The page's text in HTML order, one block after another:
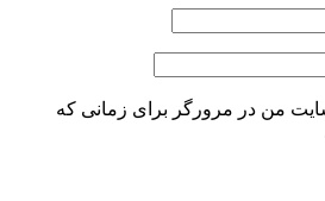
من در مرورگر برای زمانی که